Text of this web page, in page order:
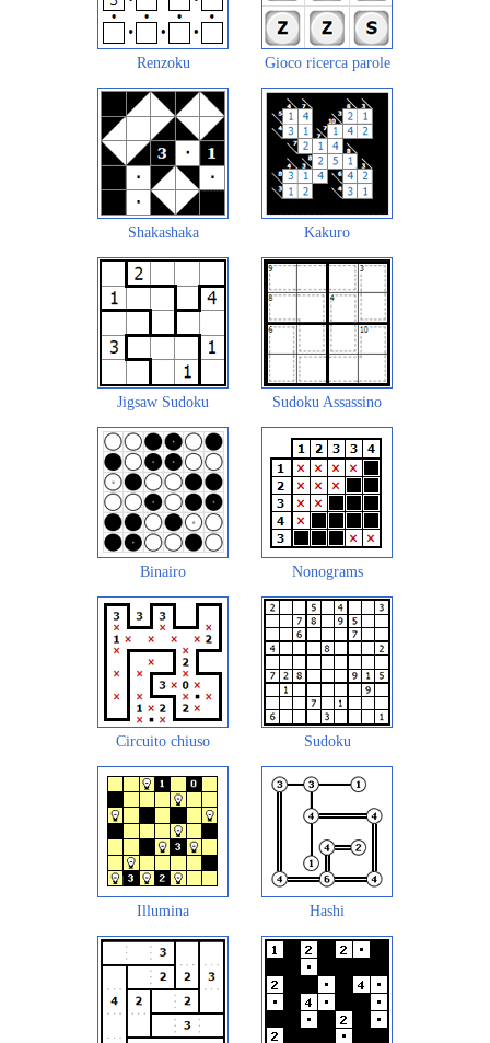
Renzoku Gioco ricerca parole
Shakashaka Kakuro
Jigsaw Sudoku Sudoku Assassino
Binairo Nonograms
Circuito chiuso Sudoku
Illumina Hashi